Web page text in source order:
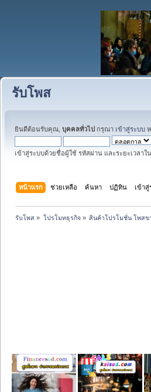
รับโพส
ยินดีต้อนรับคุณ, บุคคลทั่วไป กรุณา เข้าสู่ระบบ
เข้าสู่ระบบด้วยชื่อผู้ใช้ รหัสผ่าน และระยะเวลาใ
หน้าแรก ช่วยเหลือ ค้นหา ปฏิทิน เข้า
รับโพส » โปรโมทธุรกิจ» สินค้าโปรโมชั่น โพสข